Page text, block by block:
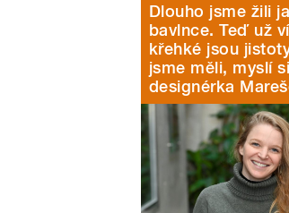
Dlouho jsme žili
bavlnce. Teď už
křehké jsou
jsme měli, myslí si
designérka